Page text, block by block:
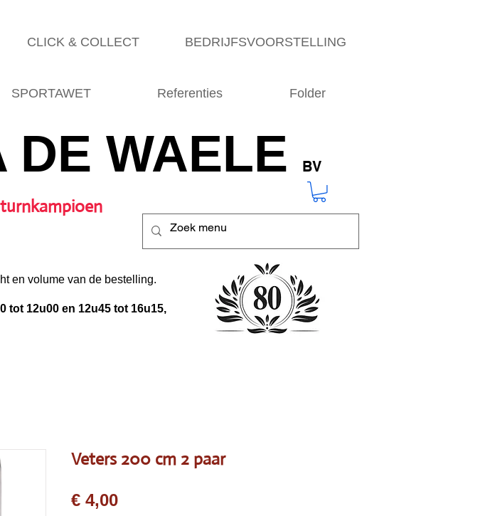
CLICK & COLLECT BEDRIJFSVOORSTELLING
SPORTAWET Referenties Folder
DE WAELE BV
en volume van de bestelling.
tot 12u00 en 12u45 tot 16u15,
Veters 200 cm 2 paar
€ 4,00Prijs